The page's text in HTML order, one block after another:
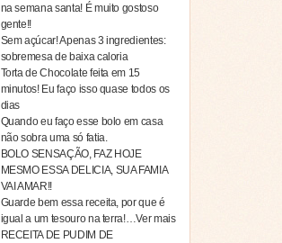
na semana santa! É muito gostoso
gente!!
Sem açúcar! Apenas 3 ingredientes:
sobremesa de baixa caloria
Torta de Chocolate feita em 15
minutos! Eu faço isso quase todos os
dias
Quando eu faço esse bolo em casa
não sobra uma só fatia.
BOLO SENSAÇÃO, FAZ HOJE
MESMO ESSA DELICIA, SUA FAMIA
VAI AMAR!!
Guarde bem essa receita, por que é
igual a um tesouro na terra!…Ver mais
RECEITA DE PUDIM DE